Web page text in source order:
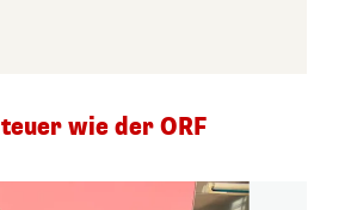
wie der ORF